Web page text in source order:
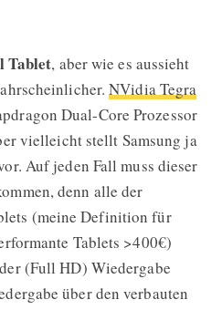
Tablet, aber wie es aussieht
NVidia Tegra
Dual-Core Prozessor
vielleicht stellt Samsung ja
Auf jeden Fall muss dieser
denn alle der
(meine Definition für
Tablets >400€)
(Full HD) Wiedergabe
über den verbauten